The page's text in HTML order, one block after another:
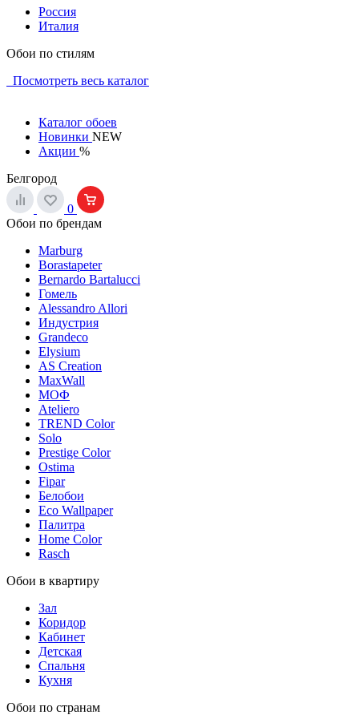
Россия
Италия
Обои по стилям
Посмотреть весь каталог
Каталог обоев
Новинки NEW
Акции %
Белгород
0
Обои по брендам
Marburg
Borastapeter
Bernardo Bartalucci
Гомель
Alessandro Allori
Индустрия
Grandeco
Elysium
AS Creation
MaxWall
МОФ
Ateliero
TREND Color
Solo
Prestige Color
Ostima
Fipar
Белобои
Eco Wallpaper
Палитра
Home Color
Rasch
Обои в квартиру
Зал
Коридор
Кабинет
Детская
Спальня
Кухня
Обои по странам